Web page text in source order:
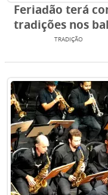
Feriadão terá
tradições nos
TRADIÇÃO